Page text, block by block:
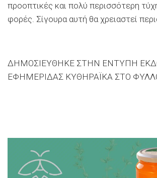
προοπτικές και πολύ περισσότερη
φορές. Σίγουρα αυτή θα χρειαστεί
ΔΗΜΟΣΙΕΥΘΗΚΕ ΣΤΗΝ ΕΝΤΥΠΗ
ΕΦΗΜΕΡΙΔΑΣ ΚΥΘΗΡΑΪΚΑ ΣΤΟ